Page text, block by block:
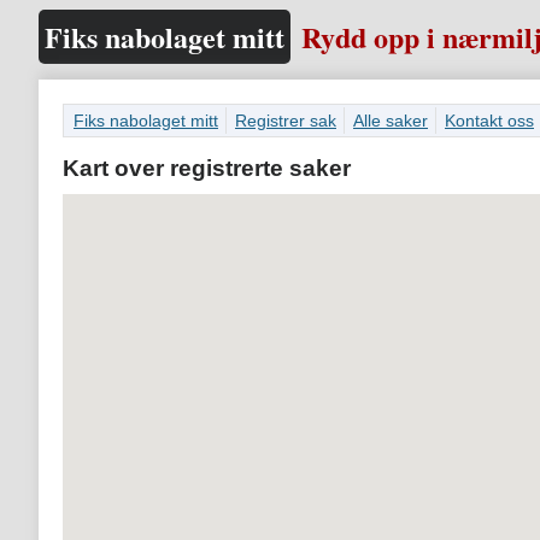
Fiks nabolaget mitt Rydd opp i
Fiks nabolaget mitt Registrer sak Alle saker Kontakt oss
Kart over registrerte saker